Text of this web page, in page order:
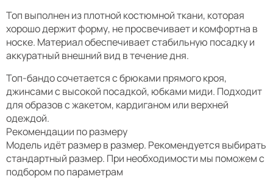
Топ выполнен из плотной костюмной ткани, которая
хорошо держит форму, не просвечивает и комфортна в
носке. Материал обеспечивает стабильную посадку и
аккуратный внешний вид в течение дня.
Топ-бандо сочетается с брюками прямого кроя,
джинсами с высокой посадкой, юбками миди. Подходит
для образов с жакетом, кардиганом или верхней
одеждой.
Рекомендации по размеру
Модель идёт размер в размер. Рекомендуется выбирать
стандартный размер. При необходимости мы поможем с
подбором по параметрам